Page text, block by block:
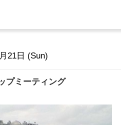
21日 (Sun)
プミーティング